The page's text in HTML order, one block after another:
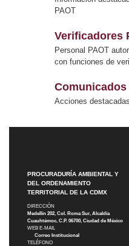
PAOT
Verificadores
Personal PAOT
con funciones de
Comunicados
Acciones
PROCURADURÍA AMBIENTAL Y
DEL ORDENAMIENTO
TERRITORIAL DE LA CDMX
DIRECCIÓN
Medellín 202, Col. Roma Sur, Alcaldía
Cuauhtémoc, C.P. 06700, Ciudad de México
WEB E-MAIL
Correo Institucional
TELÉFONO